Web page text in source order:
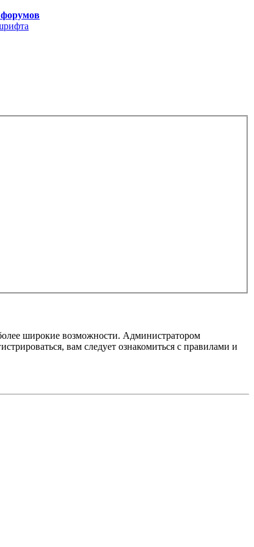
широкие возможности. Администратором
вам следует ознакомиться с правилами и